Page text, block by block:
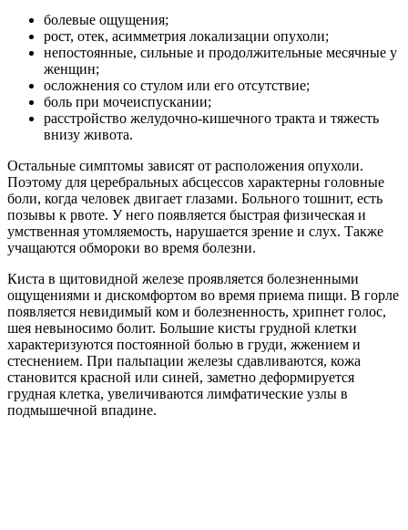
болевые ощущения;
рост, отек, асимметрия локализации опухоли;
непостоянные, сильные и продолжительные месячные у
женщин;
осложнения со стулом или его отсутствие;
боль при мочеиспускании;
расстройство желудочно-кишечного тракта и тяжесть
внизу живота.
Остальные симптомы зависят от расположения опухоли.
Поэтому для церебральных абсцессов характерны головные
боли, когда человек двигает глазами. Больного тошнит, есть
позывы к рвоте. У него появляется быстрая физическая и
умственная утомляемость, нарушается зрение и слух. Также
учащаются обмороки во время болезни.
Киста в щитовидной железе проявляется болезненными
ощущениями и дискомфортом во время приема пищи. В горле
появляется невидимый ком и болезненность, хрипнет голос,
шея невыносимо болит. Большие кисты грудной клетки
характеризуются постоянной болью в груди, жжением и
стеснением. При пальпации железы сдавливаются, кожа
становится красной или синей, заметно деформируется
грудная клетка, увеличиваются лимфатические узлы в
подмышечной впадине.